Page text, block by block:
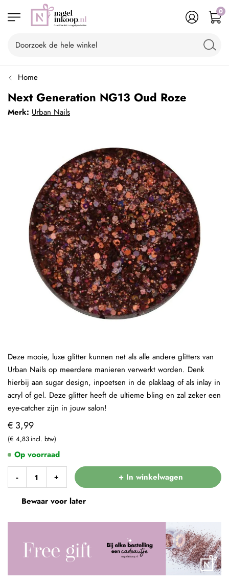
0
Home
Next Generation NG13 Oud Roze
Merk: Urban Nails
€ 3,99
€ 4,83
- + + In winkelwagen
Bewaar voor later
Op voorraad
Deze mooie, luxe glitter kunnen net als alle andere glitters van
Urban Nails op meerdere manieren verwerkt worden. Denk
hierbij aan sugar design, inpoetsen in de plaklaag of als inlay in
acryl of gel. Deze glitter heeft de ultieme bling en zal zeker een
eye-catcher zijn in jouw salon!